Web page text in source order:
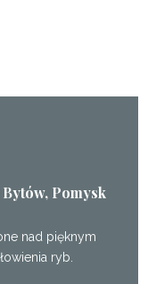
Pomysk
nad pięknym
ryb.